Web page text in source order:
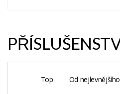
Top Od nejlevnějšího